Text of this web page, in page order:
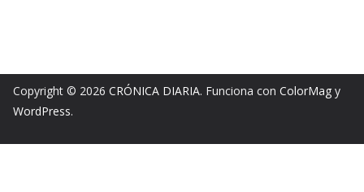
Copyright © 2026 CRÓNICA DIARIA. Funciona con ColorMag y
WordPress.